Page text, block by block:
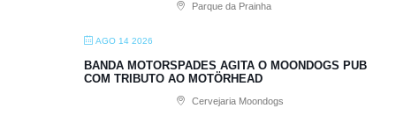
Parque da Prainha
AGO 14 2026
BANDA MOTORSPADES AGITA O MOONDOGS PUB
COM TRIBUTO AO MOTÖRHEAD
Cervejaria Moondogs